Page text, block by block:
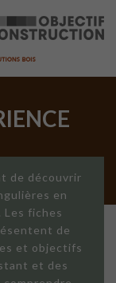
de découvrir
en
Les fiches
de
et objectifs
et des